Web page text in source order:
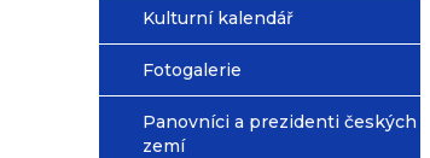
Kulturní kalendář
Fotogalerie
Panovníci a prezidenti českých
zemí